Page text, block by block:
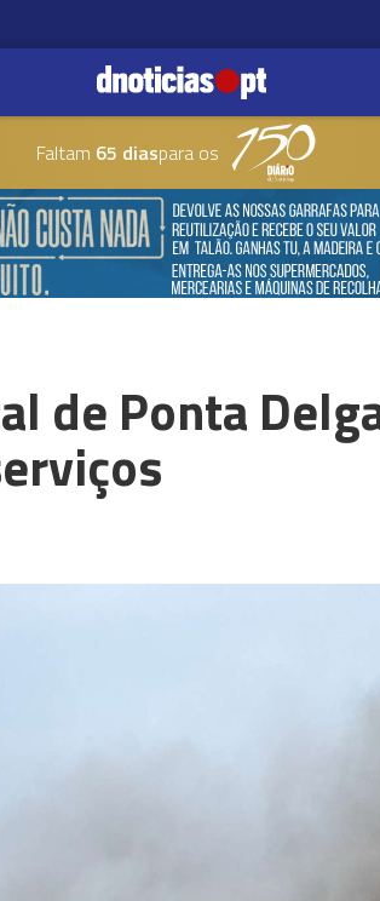
Faltam 65 diaspara os
de Ponta